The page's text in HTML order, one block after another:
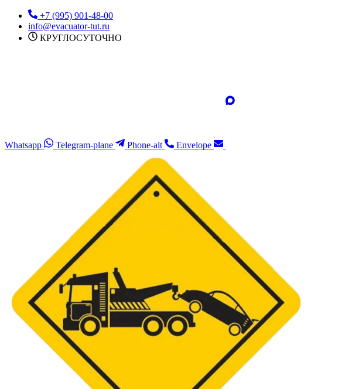
Перейти
содержимому
+7 (995) 901-48-00
info@evacuator-tut.ru
КРУГЛОСУТОЧНО
Whatsapp Telegram-plane Phone-alt Envelope